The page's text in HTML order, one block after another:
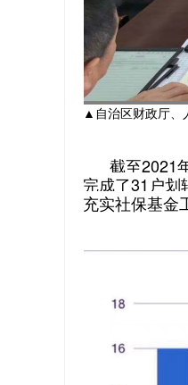
▲自治区财政厅、
截至2021年
完成了31户划
充实社保基金